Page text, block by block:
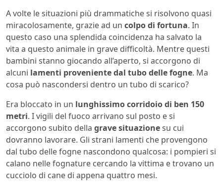
A volte le situazioni più drammatiche si risolvono quasi
miracolosamente, grazie ad un colpo di fortuna. In
questo caso una splendida coincidenza ha salvato la
vita a questo animale in grave difficoltà. Mentre questi
bambini stanno giocando all’aperto, si accorgono di
alcuni lamenti proveniente dal tubo delle fogne. Ma
cosa può nascondersi dentro un tubo di scarico?
Era bloccato in un lunghissimo corridoio di ben 150
metri. I vigili del fuoco arrivano sul posto e si
accorgono subito della grave situazionesu cui
dovranno lavorare. Gli strani lamenti che provengono
dal tubo delle fogne nascondono qualcosa: i pompieri si
calano nelle fognature cercando la vittima e trovano un
cucciolo di cane di appena quattro mesi.